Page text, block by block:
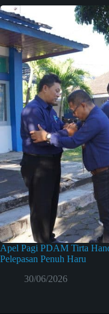
Apel Pagi PDAM Tirta
Pelepasan Penuh Haru
30/06/2026